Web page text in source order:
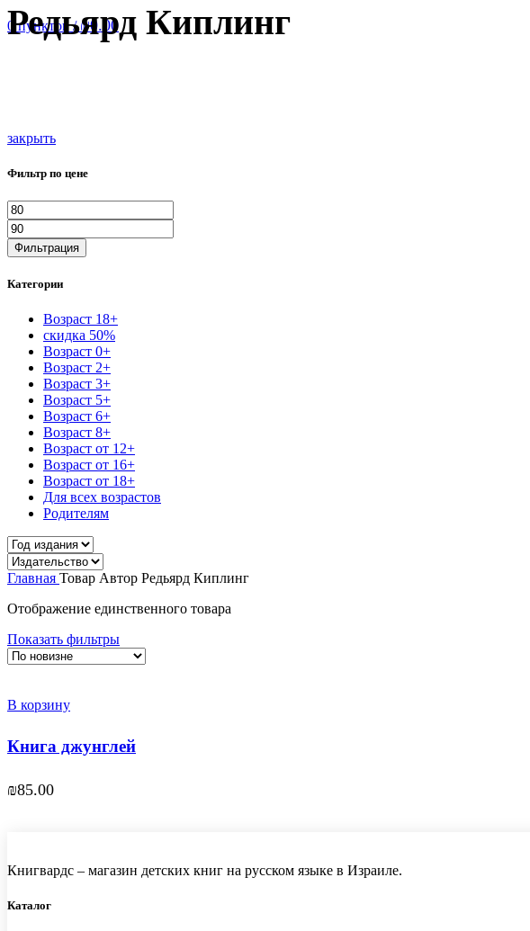
0пунктов / ₪0.00
Редьярд Киплинг
закрыть
Фильтр по цене
Минимальная
цена
цена
Фильтрация
Категории
Возраст 18+
скидка 50%
Возраст 0+
Возраст 2+
Возраст 3+
Возраст 5+
Возраст 6+
Возраст 8+
Возраст от 12+
Возраст от 16+
Возраст от 18+
Для всех возрастов
Родителям
Главная Товар Автор Редьярд Киплинг
Отображение единственного товара
Показать фильтры
В корзину
Книга джунглей
₪85.00
Книгвардс – магазин детских книг на русском языке в Израиле.
Каталог